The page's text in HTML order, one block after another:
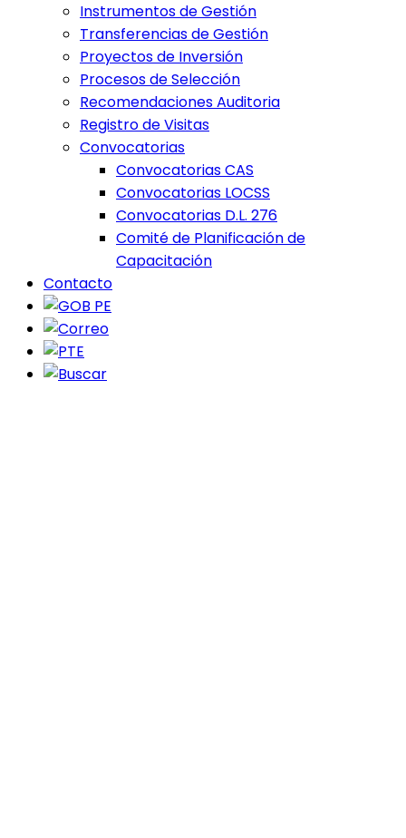
Instrumentos de Gestión
Transferencias de Gestión
Proyectos de Inversión
Procesos de Selección
Recomendaciones Auditoria
Registro de Visitas
Convocatorias
Convocatorias CAS
Convocatorias LOCSS
Convocatorias D.L. 276
Comité de Planificación de
Capacitación
Contacto